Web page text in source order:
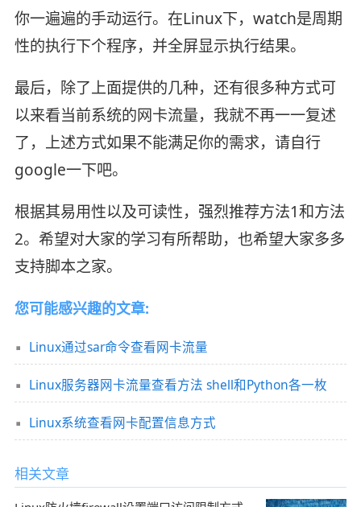
你一遍遍的手动运行。在Linux下，watch是周期
性的执行下个程序，并全屏显示执行结果。
最后，除了上面提供的几种，还有很多种方式可
以来看当前系统的网卡流量，我就不再一一复述
了，上述方式如果不能满足你的需求，请自行
google一下吧。
根据其易用性以及可读性，强烈推荐方法1和方法
2。希望对大家的学习有所帮助，也希望大家多多
支持脚本之家。
您可能感兴趣的文章:
Linux通过sar命令查看网卡流量
Linux服务器网卡流量查看方法 shell和Python各一枚
Linux系统查看网卡配置信息方式
相关文章